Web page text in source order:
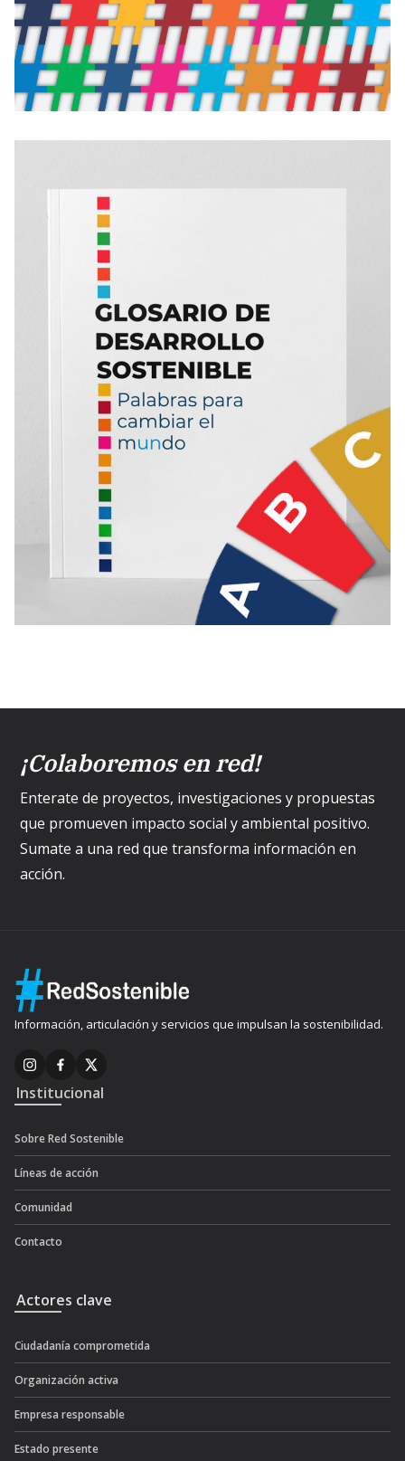
¡Colaboremos en red!
Enterate de proyectos, investigaciones y propuestas
que promueven impacto social y ambiental positivo.
Sumate a una red que transforma información en
acción.
Información, articulación y servicios que impulsan la sostenibilidad.
Institucional
Sobre Red Sostenible
Líneas de acción
Comunidad
Contacto
Actores clave
Ciudadanía comprometida
Organización activa
Empresa responsable
Estado presente